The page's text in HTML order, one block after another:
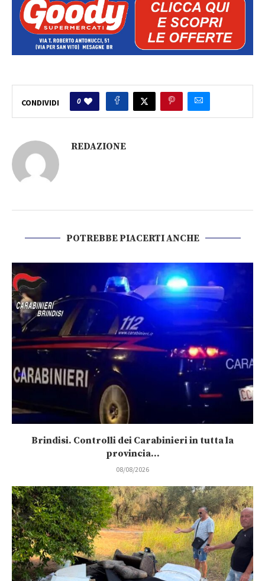
CONDIVIDI 0
REDAZIONE
POTREBBE PIACERTI ANCHE
Brindisi. Controlli dei Carabinieri in tutta la
provincia...
08/08/2026